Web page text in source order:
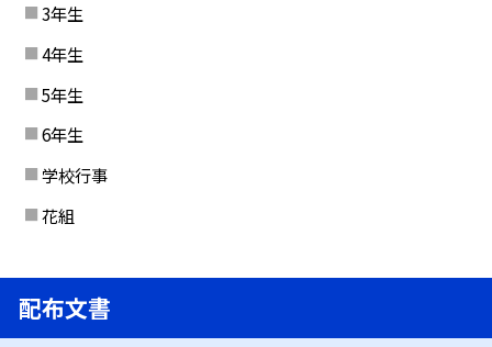
3年生
4年生
5年生
6年生
学校行事
花組
配布文書